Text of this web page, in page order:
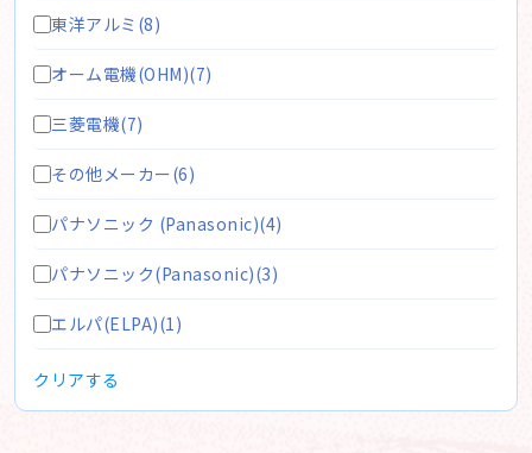
東洋アルミ(8)
オーム電機(OHM)(7)
三菱電機(7)
その他メーカー(6)
パナソニック (Panasonic)(4)
パナソニック(Panasonic)(3)
エルパ(ELPA)(1)
クリアする